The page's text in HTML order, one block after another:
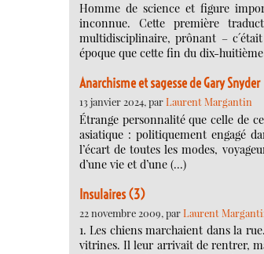
Homme de science et figure
inconnue. Cette première
multidisciplinaire, prônant –
époque que cette fin du dix-
Anarchisme et sagesse de Gary Snyder
13 janvier 2024, parLaurent Margantin
Étrange personnalité que celle de
asiatique : politiquement engagé
l’écart de toutes les modes,
d’une vie et d’une (…)
Insulaires (3)
22 novembre 2009, parLaurent
1. Les chiens marchaient dans la
vitrines. Il leur arrivait de rentrer,